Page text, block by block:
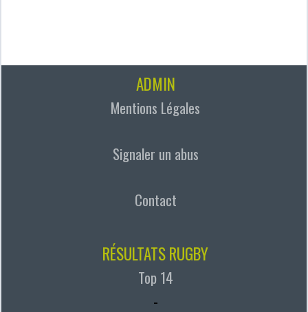
ADMIN
Mentions Légales
Signaler un abus
Contact
RÉSULTATS RUGBY
Top 14
-